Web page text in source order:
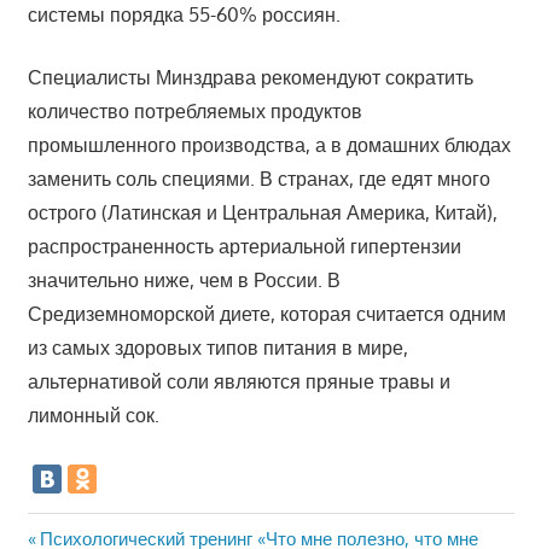
системы порядка 55-60% россиян.
Специалисты Минздрава рекомендуют сократить
количество потребляемых продуктов
промышленного производства, а в домашних блюдах
заменить соль специями. В странах, где едят много
острого (Латинская и Центральная Америка, Китай),
распространенность артериальной гипертензии
значительно ниже, чем в России. В
Средиземноморской диете, которая считается одним
из самых здоровых типов питания в мире,
альтернативой соли являются пряные травы и
лимонный сок.
Предыдущая
Психологический тренинг «Что мне полезно, что мне